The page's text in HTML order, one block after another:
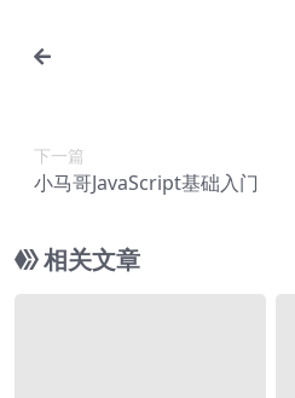
下一篇
小马哥JavaScript基础入门
相关文章